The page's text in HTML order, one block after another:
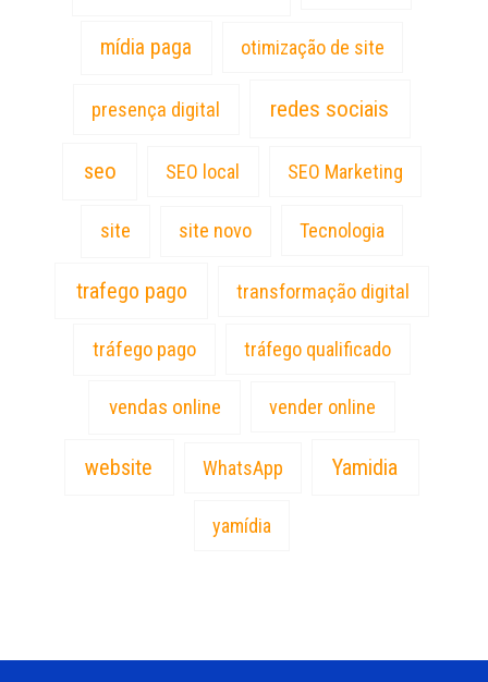
mídia paga otimização de site
presença digital redes sociais
seo SEO local SEO Marketing
site site novo Tecnologia
trafego pago transformação digital
tráfego pago tráfego qualificado
vendas online vender online
website WhatsApp Yamidia
yamídia